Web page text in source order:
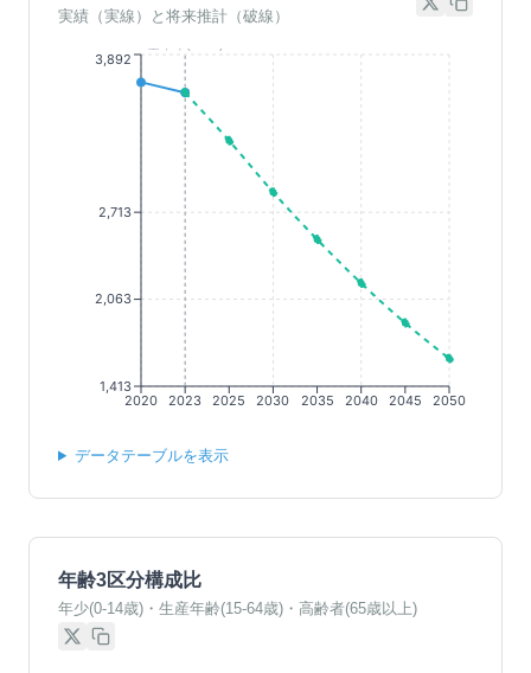
実績（実線）と将来推計（破線）
2020 2023 2025 2030 2035 2040 2045 2050
1,413
2,063
2,713
3,892
データテーブルを表示
年齢3区分構成比
年少(0-14歳)・生産年齢(15-64歳)・高齢者(65歳以上)